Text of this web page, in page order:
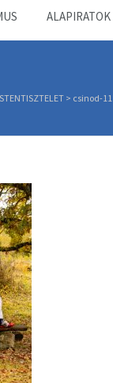
ALAPIRATOK
> csinod-11